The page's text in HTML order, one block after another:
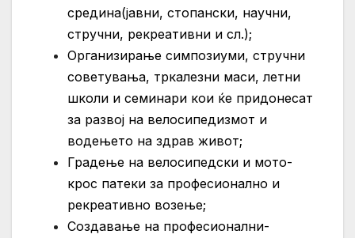
средина(јавни, стопански, научни,
стручни, рекреативни и сл.);
Организирање симпозиуми, стручни
советувања, тркалезни маси, летни
школи и семинари кои ќе придонесат
за развој на велосипедизмот и
водењето на здрав живот;
Градење на велосипедски и мото-
крос патеки за професионално и
рекреативно возење;
Создавање на професионални-